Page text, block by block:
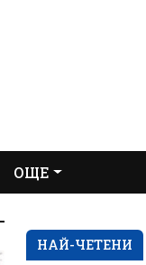
ОЩЕ
НАЙ-ЧЕТЕНИ